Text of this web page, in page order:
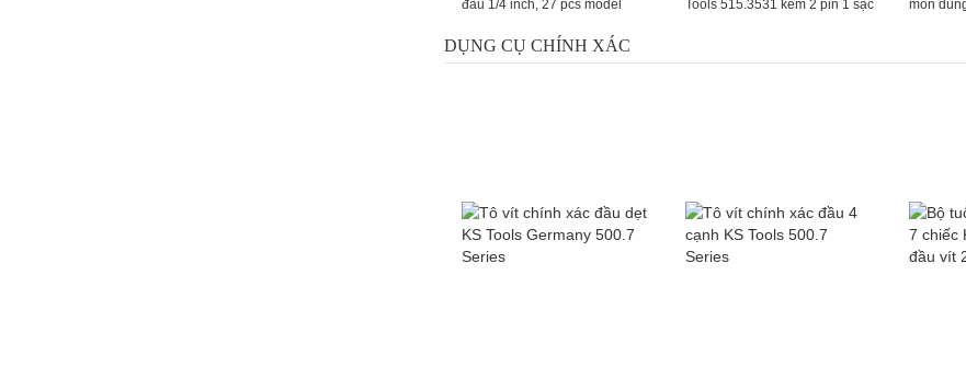
đầu 1/4 inch, 27 pcs model
Tools 515.3531 kèm 2 pin 1 sạc
món
DỤNG CỤ CHÍNH XÁC